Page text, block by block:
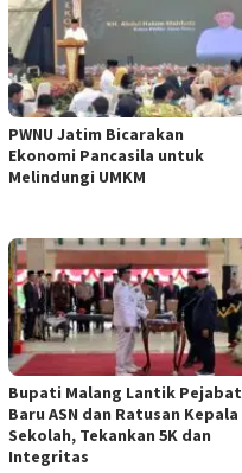
PWNU Jatim Bicarakan
Ekonomi Pancasila untuk
Melindungi UMKM
Bupati Malang Lantik Pejabat
Baru ASN dan Ratusan Kepala
Sekolah, Tekankan 5K dan
Integritas